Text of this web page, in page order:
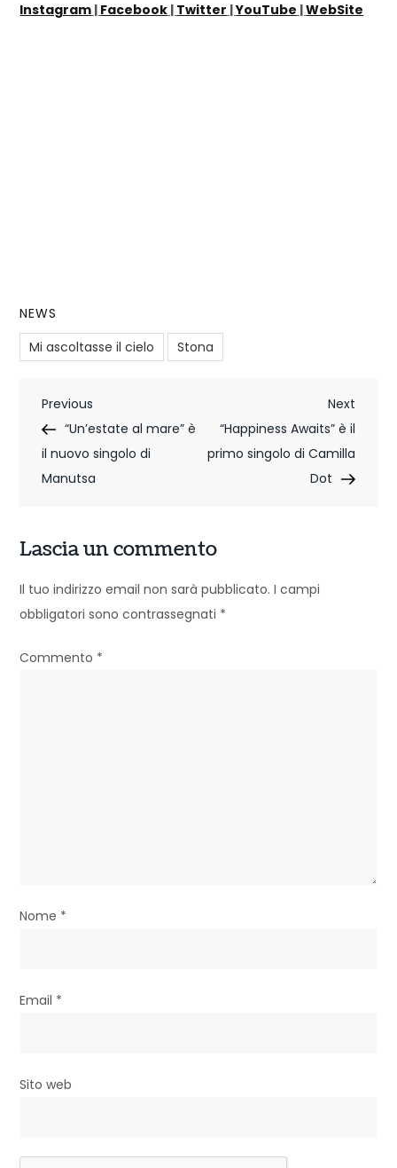
Instagram | Facebook | Twitter |YouTube |WebSite
NEWS
Mi ascoltasse il cielo
Stona
N
a
v
g
a
z
i
c
l
Previous
Post
Previous
“Un’estate al mare” è
il nuovo singolo di
Manutsa
Next
Post
Next
“Happiness Awaits” è il
primo singolo di Camilla
Dot
Lascia un commento
Il tuo indirizzo email non sarà pubblicato. I campi
obbligatori sono contrassegnati *
Commento *
Nome *
Email *
Sito web